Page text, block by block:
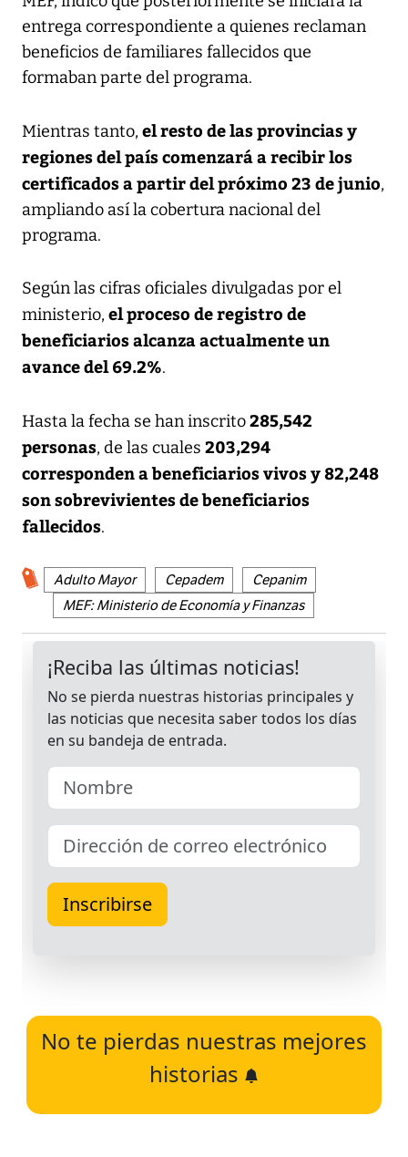
entrega correspondiente a quienes reclaman
beneficios de familiares fallecidos que
formaban parte del programa.
Mientras tanto, el resto de las provincias y
regiones del país comenzará a recibir los
certificados a partir del próximo 23 de junio,
ampliando así la cobertura nacional del
programa.
Según las cifras oficiales divulgadas por el
ministerio, el proceso de registro de
beneficiarios alcanza actualmente un
avance del 69.2%.
Hasta la fecha se han inscrito285,542
personas, de las cuales 203,294
corresponden a beneficiarios vivos y 82,248
son sobrevivientes de beneficiarios
fallecidos.
Adulto Mayor Cepadem
Cepanim
MEF: Ministerio de Economía y Finanzas
No te pierdas nuestras mejores
historias